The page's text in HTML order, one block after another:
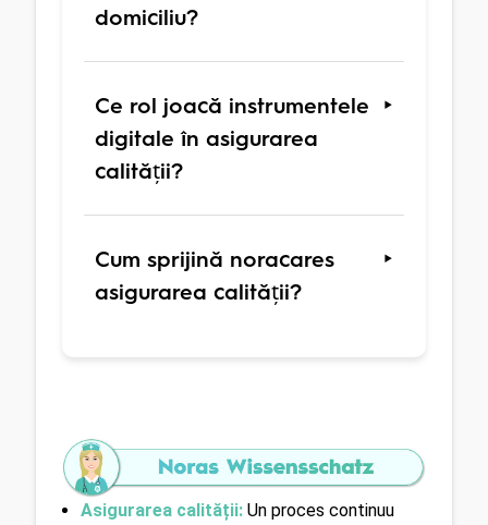
domiciliu?
Ce rol joacă instrumentele
digitale în asigurarea
calității?
Cum sprijină noracares
asigurarea calității?
Asigurarea calității: Un proces continuu